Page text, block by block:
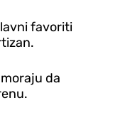
favoriti
da